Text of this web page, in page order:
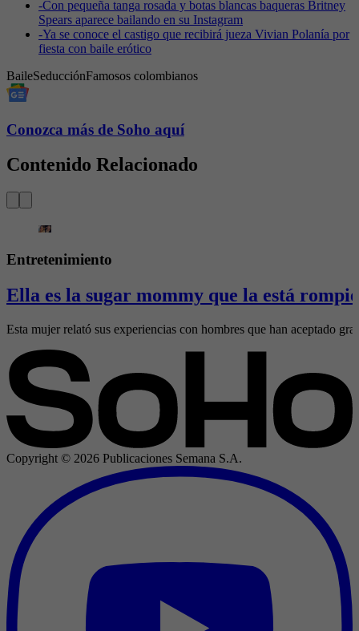
-Con pequeña tanga rosada y botas blancas baqueras Britney
Spears aparece bailando en su Instagram
-Ya se conoce el castigo que recibirá jueza Vivian Polanía por
fiesta con baile erótico
BaileSeducciónFamosos colombianos
Conozca más de Soho aquí
Contenido Relacionado
Entretenimiento
Ella es la sugar mommy que la está
Esta mujer relató sus experiencias con hombres que han aceptado
Copyright © 2026 Publicaciones Semana S.A.